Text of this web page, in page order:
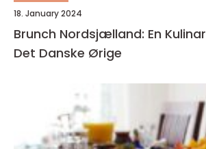
18. January 2024
Brunch Nordsjælland: En
Det Danske Ørige